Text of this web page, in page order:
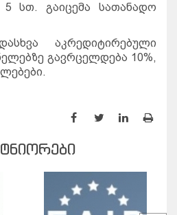
5 სთ. გაიცემა
სათანადო
აკრედიტირებული
გავრცელდება 10%,
.